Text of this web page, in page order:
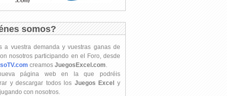
somos?
a vuestra demanda y vuestras ganas de
nosotros participando en el Foro, desde
creamos JuegosExcel.com
página web en la que podréis
y descargar todos los Juegos Excel y
con nosotros.